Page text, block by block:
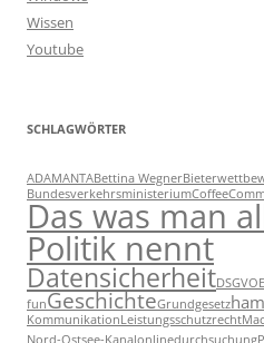
Wissen
Youtube
SCHLAGWÖRTER
ADAMANTABettina Wegner
BundesverkehrsministeriumCoffee
Das was man
Politik nennt
DatensicherheitDSGVO
funGeschichteGrundgesetz
KommunikationLeistungsschutzrecht
Nord-Ostsee-Kanalonlinedurchsuchung